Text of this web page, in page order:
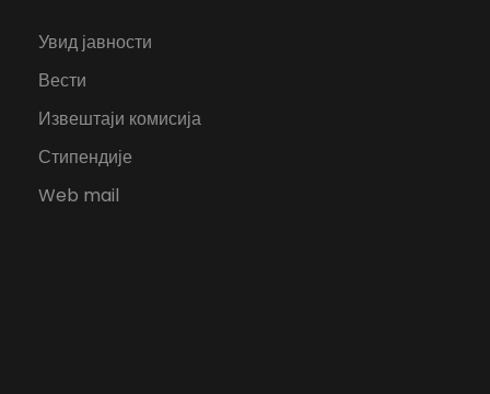
Увид јавности
Вести
Извештаји комисија
Стипендије
Web mail